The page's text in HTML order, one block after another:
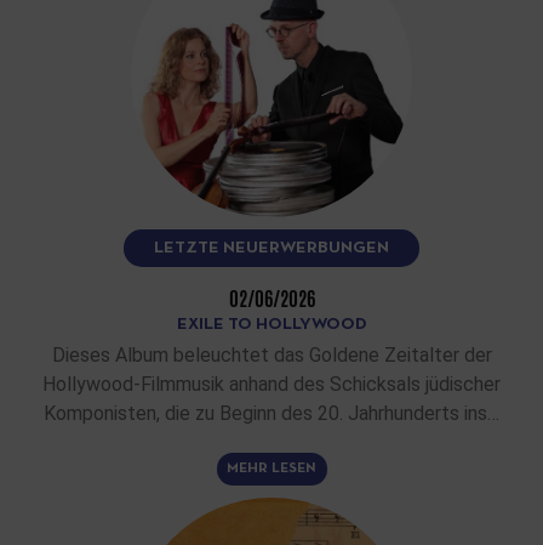
LETZTE NEUERWERBUNGEN
02/06/2026
EXILE TO HOLLYWOOD
Dieses Album beleuchtet das Goldene Zeitalter der
Hollywood-Filmmusik anhand des Schicksals jüdischer
Komponisten, die zu Beginn des 20. Jahrhunderts ins…
MEHR LESEN